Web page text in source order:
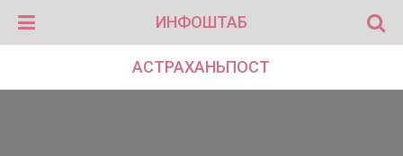
ИНФОШТАБ
АСТРАХАНЬПОСТ